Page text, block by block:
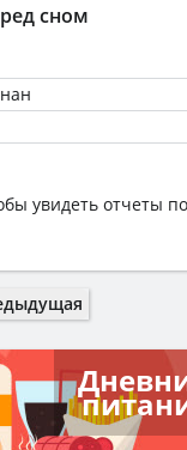
сном
увидеть отчеты